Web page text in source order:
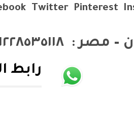
Twitter Pinterest
– مصر :
رابط